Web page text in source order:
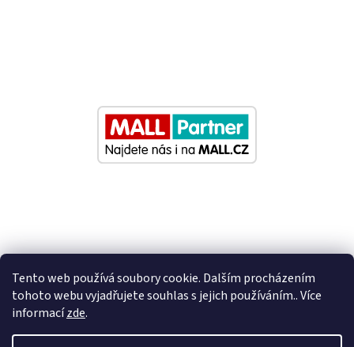
Tento web používá soubory cookie. Dalším procházením
tohoto webu vyjadřujete souhlas s jejich používáním.. Více
informacízde.